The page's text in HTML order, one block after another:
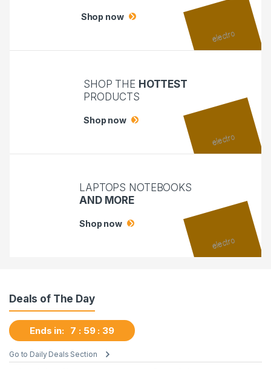
Shop now
SHOP THE HOTTEST
PRODUCTS
Shop now
LAPTOPS NOTEBOOKS
AND MORE
Shop now
Deals of The Day
Ends in: 7 59 37
Go to Daily Deals Section